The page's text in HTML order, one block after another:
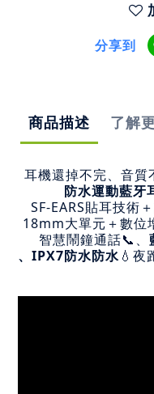
分享到
商品描述 了解
耳機還掉不完、音質
防水運動藍牙
SF-EARS貼耳技術
18mm大單元＋數位
智慧鬧鐘通話📞、
、IPX7防水防水💧夜